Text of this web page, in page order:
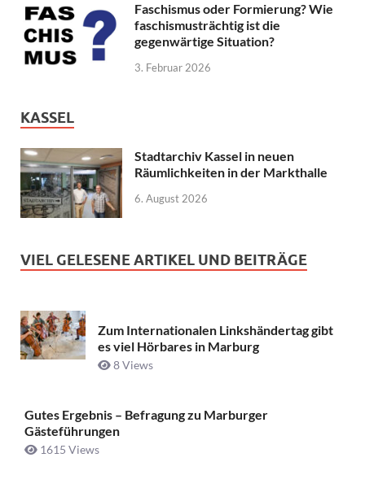
Faschismus oder Formierung? Wie
faschismusträchtig ist die
gegenwärtige Situation?
3. Februar 2026
KASSEL
Stadtarchiv Kassel in neuen
Räumlichkeiten in der Markthalle
6. August 2026
VIEL GELESENE ARTIKEL UND BEITRÄGE
Zum Internationalen Linkshändertag gibt
es viel Hörbares in Marburg
8 Views
Gutes Ergebnis – Befragung zu Marburger
Gästeführungen
1615 Views